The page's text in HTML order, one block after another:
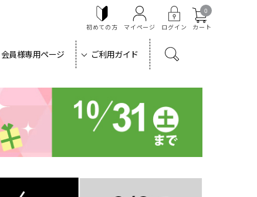
初めての方
マイページ ログイン
0
カート
会員様専用ページ ご利用ガイド